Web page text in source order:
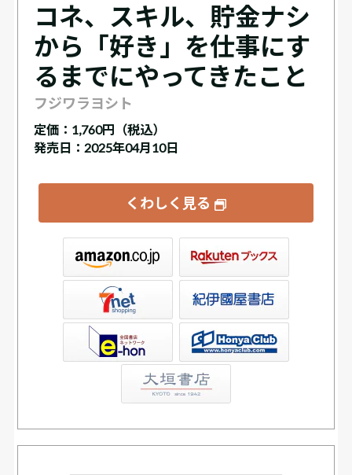
コネ、スキル、貯金ナシ
から「好き」を仕事にす
るまでにやってきたこと
フジワラヨシト
定価： 1,760円（税込）
発売日：2025年04月10日
くわしく見る
書店ウェブストア